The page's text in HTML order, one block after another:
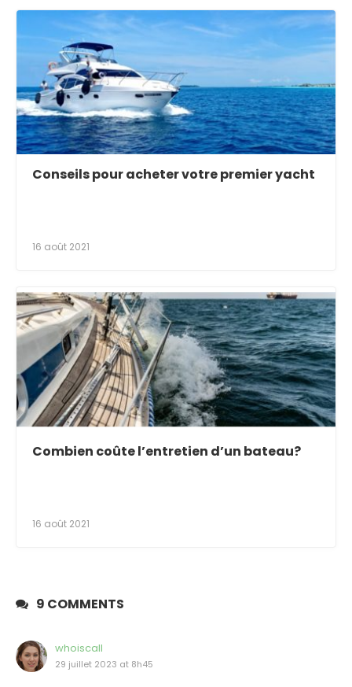
Conseils pour acheter votre premier yacht
16 août 2021
Combien coûte l’entretien d’un bateau?
16 août 2021
9 COMMENTS
whoiscall
29 juillet 2023 at 8h45